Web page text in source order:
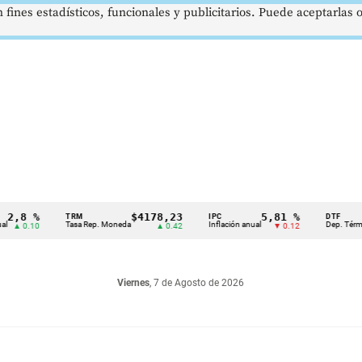
%
Tasa Rep. Moneda
$4178,23
▲ 0.42 Inflación anual
5,81 %
▼ 0.12 Dep. Término
Viernes, 7 de Agosto de 2026
estadísticos, funcionales y publicitarios. Puede aceptarlas